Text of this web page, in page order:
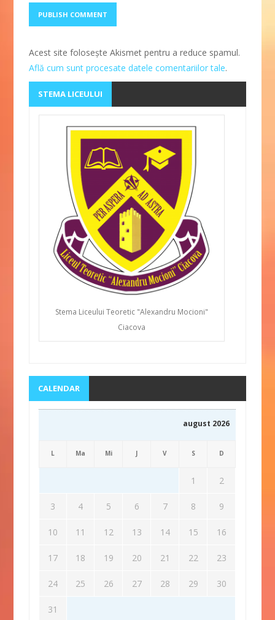
Acest site folosește Akismet pentru a reduce spamul.
Află cum sunt procesate datele comentariilor tale.
STEMA LICEULUI
Stema Liceului Teoretic "Alexandru Mocioni"
Ciacova
CALENDAR
august 2026
L Ma Mi J V S D
1 2
3 4 5 6 7 8 9
10 11 12 13 14 15 16
17 18 19 20 21 22 23
24 25 26 27 28 29 30
31